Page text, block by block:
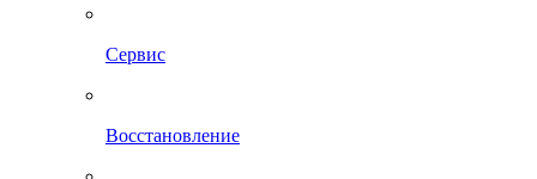
Сервис
Восстановление